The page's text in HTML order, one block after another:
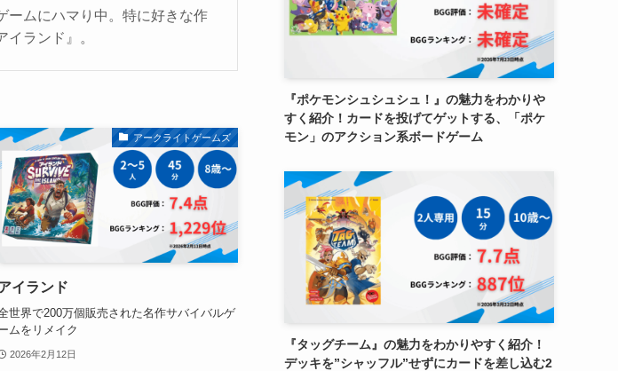
ームにハマり中。特に好きな作
ランド』。
アークライトゲームズ
イランド
世界で200万個販売された名作サバイバルゲ
ムをリメイク
2026年2月12日
『ポケモンシュシュシュ！』の魅力をわかりや
すく紹介！カードを投げてゲットする、「ポケ
モン」のアクション系ボードゲーム
『タッグチーム』の魅力をわかりやすく紹介！
デッキを”シャッフル”せずにカードを差し込む2